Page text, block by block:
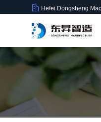
Hefei Dongsheng